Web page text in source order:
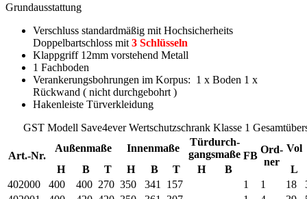
Grundausstattung
Verschluss standardmäßig mit Hochsicherheits
Doppelbartschloss mit 3 Schlüsseln
Klappgriff 12mm vorstehend Metall
1 Fachboden
Verankerungsbohrungen im Korpus: 1 x Boden 1 x
Rückwand ( nicht durchgebohrt )
Hakenleiste Türverkleidung
GST Modell Save4ever Wertschutzschrank Klasse 1
Art.-Nr.
Außenmaße Innenmaße
Türdurch-
gangsmaße FB
Ord-
ner
Vol
H
B T H B T H B
L
402000
400 400 270 350 341 157 1 1 18